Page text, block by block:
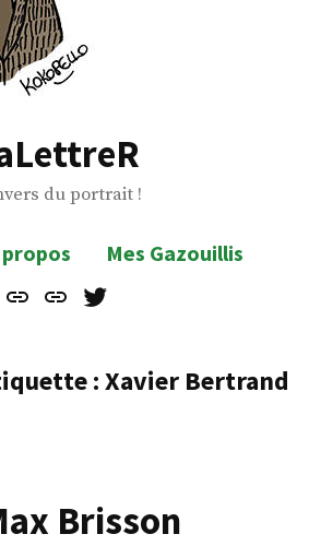
du portrait !
propos
Mes Gazouillis
Contact
À
Mes
:Xavier Bertrand
Brisson